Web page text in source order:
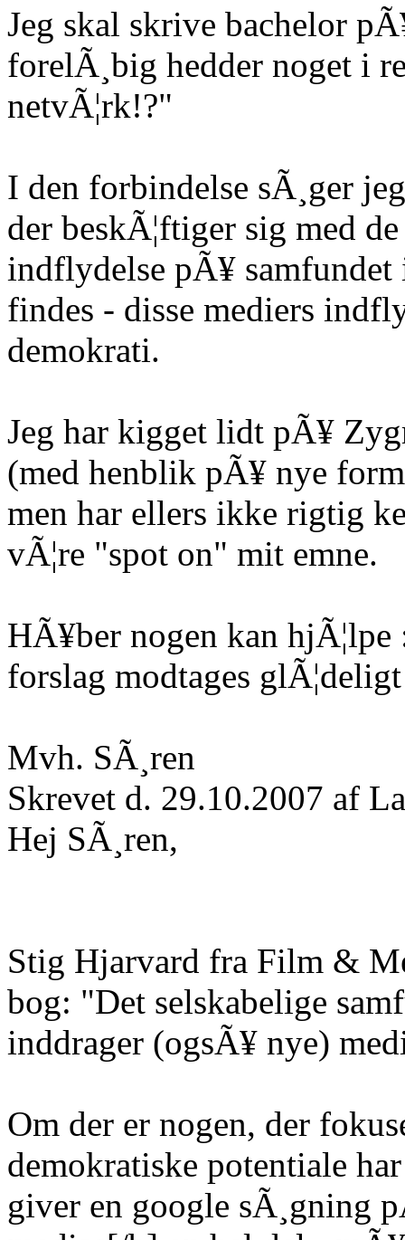
Jeg skal skrive bachelor
forelÃ¸big hedder noget i
netvÃ¦rk!?"
I den forbindelse sÃ¸ger
der beskÃ¦ftiger sig med
indflydelse pÃ¥ samfundet
findes - disse mediers
demokrati.
Jeg har kigget lidt pÃ¥
(med henblik pÃ¥ nye
men har ellers ikke rigtig
vÃ¦re "spot on" mit emne.
HÃ¥ber nogen kan
forslag modtages
Mvh. SÃ¸ren
Skrevet d. 29.10.2007 af
Hej SÃ¸ren,
Stig Hjarvard fra Film &
bog: "Det selskabelige
inddrager (ogsÃ¥ nye)
Om der er nogen, der
demokratiske potentiale
giver en google sÃ¸gning